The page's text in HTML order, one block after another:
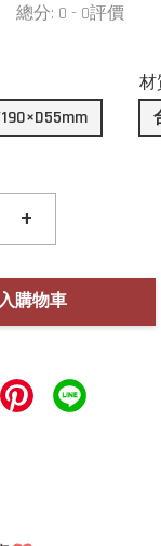
總分: 0 - 0評價
材
+
購物車